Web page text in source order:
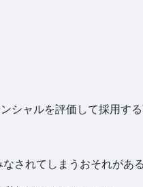
シャルを評価して採用する
されてしまうおそれがあ